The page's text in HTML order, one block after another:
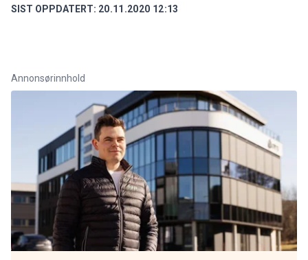
SIST OPPDATERT: 20.11.2020 12:13
Annonsørinnhold